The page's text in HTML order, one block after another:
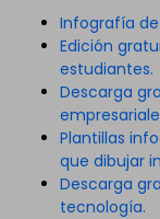
Infografía
Edición
estudiantes.
Descarga
Plantillas
que dibujar
Descarga
tecnología.